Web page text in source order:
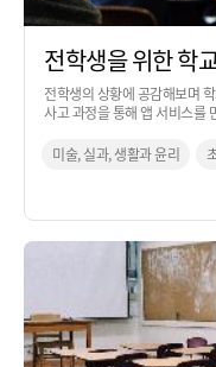
전학생을 위한 학
전학생의 상황에 공감해보며
사고 과정을 통해 앱 서비스를
미술, 실과, 생활과 윤리